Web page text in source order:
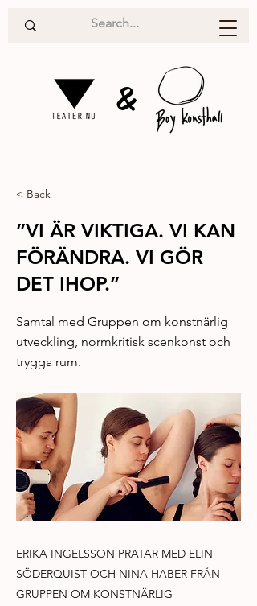
&
< Back
”VI ÄR VIKTIGA. VI KAN
FÖRÄNDRA. VI GÖR
DET IHOP.”
Samtal med Gruppen om konstnärlig
utveckling, normkritisk scenkonst och
trygga rum.
ERIKA INGELSSON PRATAR MED ELIN
SÖDERQUIST OCH NINA HABER FRÅN
GRUPPEN OM KONSTNÄRLIG